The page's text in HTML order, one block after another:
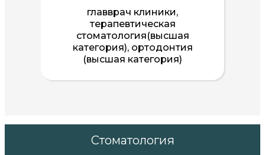
главврач клиники,
терапевтическая
стоматология(высшая
категория), ортодонтия
(высшая категория)
Стоматология